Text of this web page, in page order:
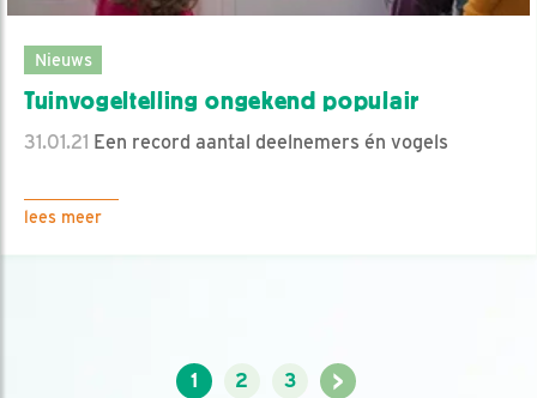
Nieuws
Tuinvogeltelling ongekend populair
31.01.21 Een record aantal deelnemers én vogels
lees meer
1 2 3 >